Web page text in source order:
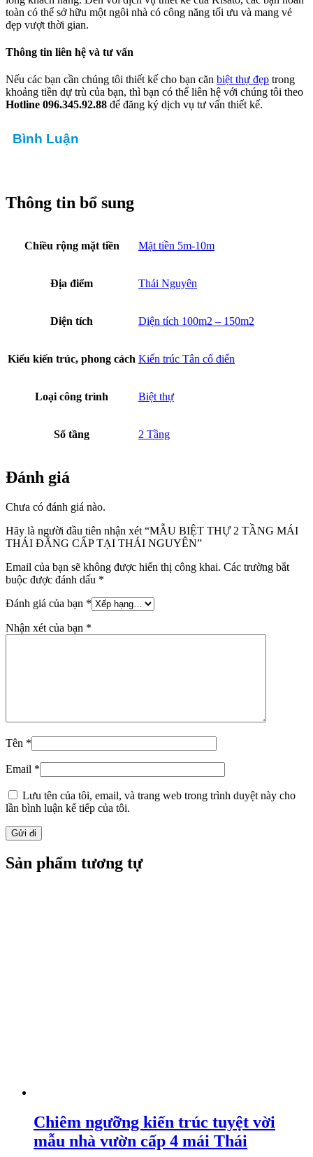
toàn có thể sở hữu một ngôi nhà có công năng tối ưu và mang vẻ
đẹp vượt thời gian.
Thông tin liên hệ và tư vấn
Nếu các bạn cần chúng tôi thiết kế cho bạn căn biệt thự đẹp trong
khoảng tiền dự trù của bạn, thì bạn có thể liên hệ với chúng tôi theo
Hotline 096.345.92.88 để đăng ký dịch vụ tư vấn thiết kế.
Bình Luận
Thông tin bổ sung
Chiều rộng mặt tiền Mặt tiền 5m-10m
Địa điểm Thái Nguyên
Diện tích Diện tích 100m2 – 150m2
Kiểu kiến trúc, phong cách Kiến trúc Tân cổ điển
Loại công trình Biệt thự
Số tầng 2 Tầng
Đánh giá
Chưa có đánh giá nào.
Hãy là người đầu tiên nhận xét “MẪU BIỆT THỰ 2 TẦNG MÁI
THÁI ĐẲNG CẤP TẠI THÁI NGUYÊN”
Email của bạn sẽ không được hiển thị công khai. Các trường bắt
buộc được đánh dấu *
Đánh giá của bạn *
Nhận xét của bạn *
Tên *
Email *
Lưu tên của tôi, email, và trang web trong trình duyệt này cho
lần bình luận kế tiếp của tôi.
Sản phẩm tương tự
Chiêm ngưỡng kiến trúc tuyệt vời
mẫu nhà vườn cấp 4 mái Thái